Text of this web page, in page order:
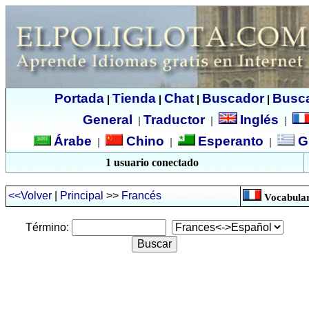
Portada| Tienda| Chat| Buscador|
General
Traductor| Inglés
Árabe Chino Esperanto
1 usuario conectado
<<Volver Principal >> Francés
Término: